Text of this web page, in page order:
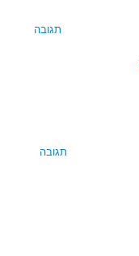
תגובה
תגובה